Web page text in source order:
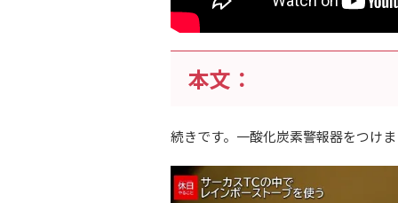
本文：
続きです。一酸化炭素警報器をつけ